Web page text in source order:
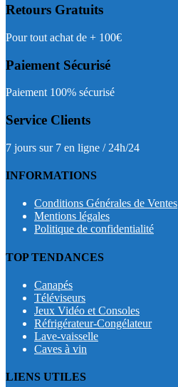
Retours Gratuits
Pour tout achat de + 100€
Paiement Sécurisé
Paiement 100% sécurisé
Service Clients
7 jours sur 7 en ligne / 24h/24
INFORMATIONS
Conditions Générales de Ventes
Mentions légales
Politique de confidentialité
TOP TENDANCES
Canapés
Téléviseurs
Jeux Vidéo et Consoles
Réfrigérateur-Congélateur
Lave-vaisselle
Caves à vin
LIENS UTILES